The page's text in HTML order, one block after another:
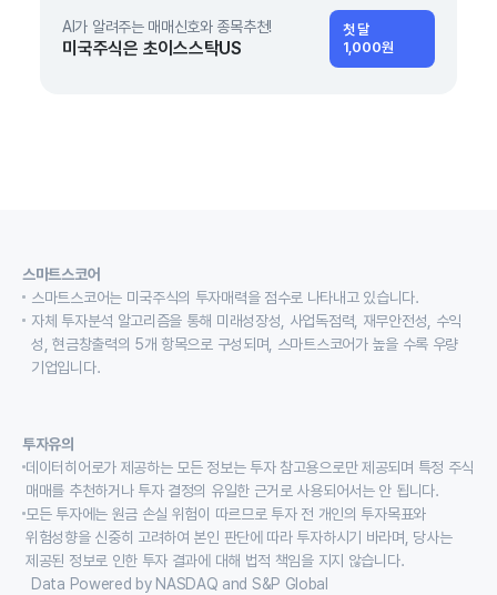
AI가 알려주는 매매신호와 종목추천!
미국주식은 초이스스탁US
첫 달
1,000원
스마트스코어
스마트스코어는 미국주식의 투자매력을 점수로 나타내고 있습니다.
자체 투자분석 알고리즘을 통해 미래성장성, 사업독점력, 재무안전성, 수익
성, 현금창출력의 5개 항목으로 구성되며, 스마트스코어가 높을 수록 우량
기업입니다.
투자유의
데이터히어로가 제공하는 모든 정보는 투자 참고용으로만 제공되며 특정 주식
매매를 추천하거나 투자 결정의 유일한 근거로 사용되어서는 안 됩니다.
모든 투자에는 원금 손실 위험이 따르므로 투자 전 개인의 투자목표와
위험성향을 신중히 고려하여 본인 판단에 따라 투자하시기 바라며, 당사는
제공된 정보로 인한 투자 결과에 대해 법적 책임을 지지 않습니다.
Data Powered by NASDAQ and S&P Global